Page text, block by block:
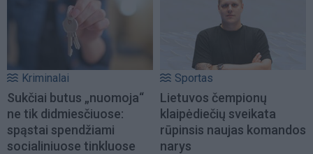
Kriminalai
Sukčiai butus „nuomoja“
ne tik didmiesčiuose:
spąstai spendžiami
socialiniuose tinkluose
Sportas
Lietuvos čempionų
klaipėdiečių sveikata
rūpinsis naujas komandos
narys